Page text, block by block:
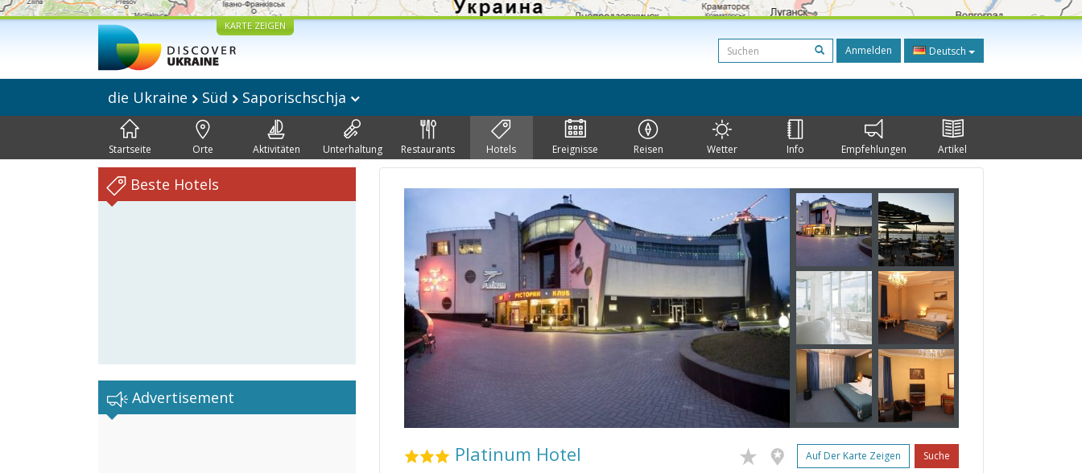
KARTE ZEIGEN
Anmelden Deutsch
die Ukraine Süd Saporischschja
Startseite Orte Aktivitäten Unterhaltung Restaurants Hotels Ereignisse Reisen Wetter Info Empfehlungen Artikel
Beste Hotels
Advertisement
Platinum Hotel Auf Der Karte Zeigen Suche